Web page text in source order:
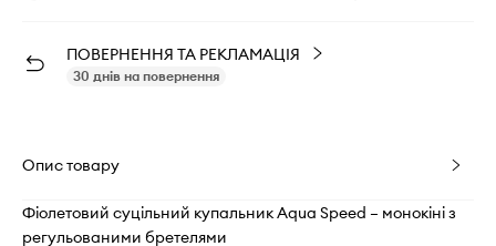
ПОВЕРНЕННЯ ТА РЕКЛАМАЦІЯ
30 днів на повернення
Опис товару
Фіолетовий суцільний купальник Aqua Speed – монокіні з
регульованими бретелями